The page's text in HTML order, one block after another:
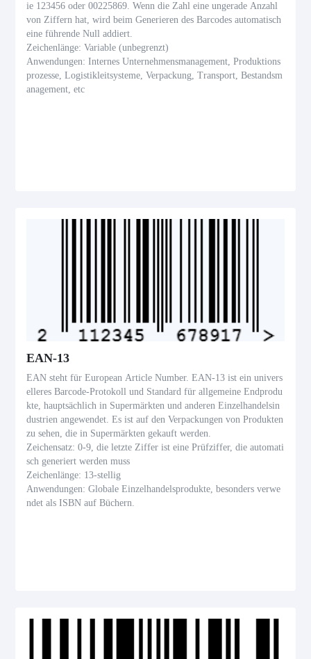
ie 123456 oder 00225869. Wenn die Zahl eine ungerade Anzahl
von Ziffern hat, wird beim Generieren des Barcodes automatisch
eine führende Null addiert.
Zeichenlänge: Variable (unbegrenzt)
Anwendungen: Internes Unternehmensmanagement, Produktions
prozesse, Logistikleitsysteme, Verpackung, Transport, Bestandsm
anagement, etc
EAN-13
EAN steht für European Article Number. EAN-13 ist ein univers
elleres Barcode-Protokoll und Standard für allgemeine Endprodu
kte, hauptsächlich in Supermärkten und anderen Einzelhandelsin
dustrien angewendet. Es ist auf den Verpackungen von Produkten
zu sehen, die in Supermärkten gekauft werden.
Zeichensatz: 0-9, die letzte Ziffer ist eine Prüfziffer, die automati
sch generiert werden muss
Zeichenlänge: 13-stellig
Anwendungen: Globale Einzelhandelsprodukte, besonders verwe
ndet als ISBN auf Büchern.